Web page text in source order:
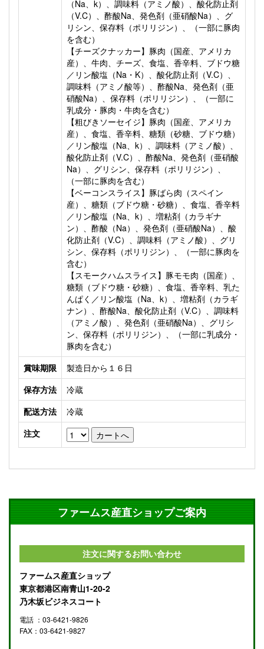
（Na、k）、調味料（アミノ酸）、酸化防止剤
（V.C）、酢酸Na、発色剤（亜硝酸Na）、グ
リシン、保存料（ポリリジン）、（一部に豚肉
を含む）
【チーズクナッカー】豚肉（国産、アメリカ
産）、牛肉、チーズ、食塩、香辛料、ブドウ糖
／リン酸塩（Na・K）、酸化防止剤（V.C）、
調味料（アミノ酸等）、酢酸Na、発色剤（亜
硝酸Na）、保存料（ポリリジン）、（一部に
乳成分・豚肉・牛肉を含む）
【粗びきソーセイジ】豚肉（国産、アメリカ
産）、食塩、香辛料、糖類（砂糖、ブドウ糖）
／リン酸塩（Na、k）、調味料（アミノ酸）、
酸化防止剤（V.C）、酢酸Na、発色剤（亜硝酸
Na）、グリシン、保存料（ポリリジン）、
（一部に豚肉を含む）
【ベーコンスライス】豚ばら肉（スペイン
産）、糖類（ブドウ糖・砂糖）、食塩、香辛料
／リン酸塩（Na、k）、増粘剤（カラギナ
ン）、酢酸（Na）、発色剤（亜硝酸Na）、酸
化防止剤（V.C）、調味料（アミノ酸）、グリ
シン、保存料（ポリリジン）、（一部に豚肉を
含む）
【スモークハムスライス】豚モモ肉（国産）、
糖類（ブドウ糖・砂糖）、食塩、香辛料、乳た
んぱく／リン酸塩（Na、k）、増粘剤（カラギ
ナン）、酢酸Na、酸化防止剤（V.C）、調味料
（アミノ酸）、発色剤（亜硝酸Na）、グリシ
ン、保存料（ポリリジン）、（一部に乳成分・
豚肉を含む）
賞味期限
製造日から１６日
保存方法
冷蔵
配送方法
冷蔵
注文
ファームス産直ショップご案内
注文に関するお問い合わせ
ファームス産直ショップ
東京都港区南青山1-20-2
乃木坂ビジネスコート
電話 ：03-6421-9826
FAX：03-6421-9827